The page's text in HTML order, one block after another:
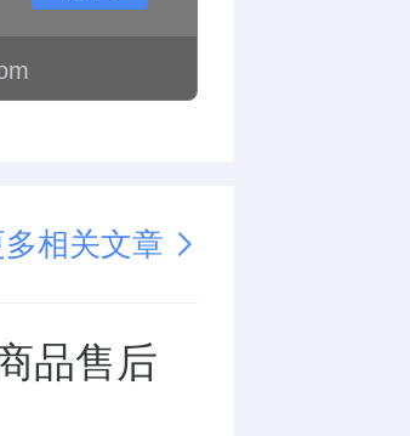
多相关文章
品售后